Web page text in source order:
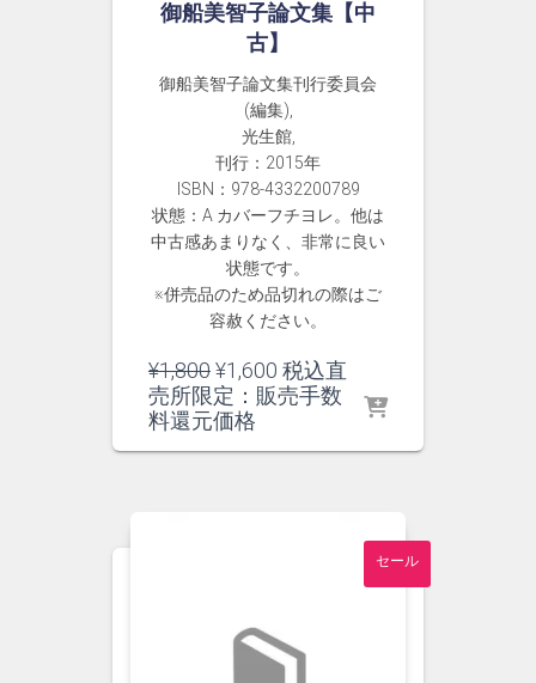
御船美智子論文集【中
古】
御船美智子論文集刊行委員会
(編集),
光生館,
刊行：2015年
ISBN：978-4332200789
状態：A カバーフチヨレ。他は
中古感あまりなく、非常に良い
状態です。
※併売品のため品切れの際はご
容赦ください。
¥1,800元
の
価
¥1,600 現
在
税込直
売所限定：販売手数
料還元価格
セール